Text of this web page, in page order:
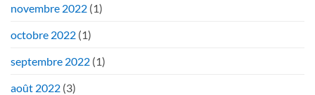
novembre 2022 (1)
octobre 2022 (1)
septembre 2022 (1)
août 2022 (3)